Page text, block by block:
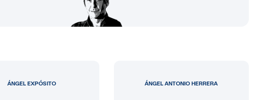
ÁNGEL EXPÓSITO ÁNGEL ANTONIO HERRERA